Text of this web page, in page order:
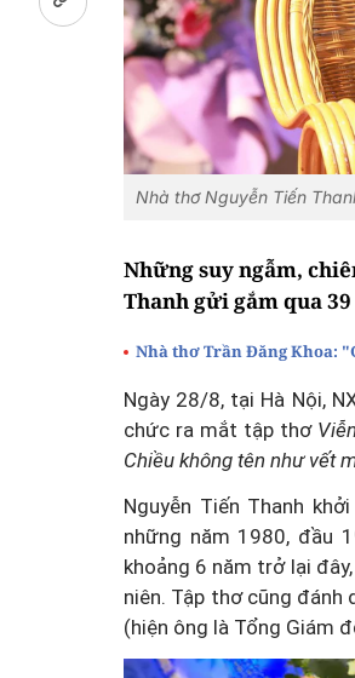
Nhà thơ Nguyễn Tiến
Những suy ngẫm,
Thanh gửi gắm qua
Nhà thơ Trần Đăng Khoa:
Ngày 28/8, tại Hà Nội,
chức ra mắt tập thơ
Chiều không tên như vết
Nguyễn Tiến Thanh
những năm 1980, đầu
khoảng 6 năm trở lại
niên. Tập thơ cũng đánh
(hiện ông là Tổng Giám